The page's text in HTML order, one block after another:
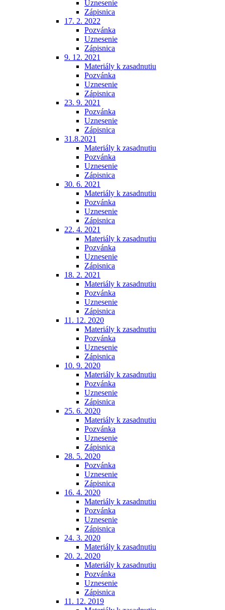
Uznesenie
Zápisnica
17. 2. 2022
Pozvánka
Uznesenie
Zápisnica
9. 12. 2021
Materiály k zasadnutiu
Pozvánka
Uznesenie
Zápisnica
23. 9. 2021
Pozvánka
Uznesenie
Zápisnica
31.8.2021
Materiály k zasadnutiu
Pozvánka
Uznesenie
Zápisnica
30. 6. 2021
Materiály k zasadnutiu
Pozvánka
Uznesenie
Zápisnica
22. 4. 2021
Materiály k zasadnutiu
Pozvánka
Uznesenie
Zápisnica
18. 2. 2021
Materiály k zasadnutiu
Pozvánka
Uznesenie
Zápisnica
11. 12. 2020
Materiály k zasadnutiu
Pozvánka
Uznesenie
Zápisnica
10. 9. 2020
Materiály k zasadnutiu
Pozvánka
Uznesenie
Zápisnica
25. 6. 2020
Materiály k zasadnutiu
Pozvánka
Uznesenie
Zápisnica
28. 5. 2020
Pozvánka
Uznesenie
Zápisnica
16. 4. 2020
Materiály k zasadnutiu
Pozvánka
Uznesenie
Zápisnica
24. 3. 2020
Materiály k zasadnutiu
20. 2. 2020
Materiály k zasadnutiu
Pozvánka
Uznesenie
Zápisnica
11. 12. 2019